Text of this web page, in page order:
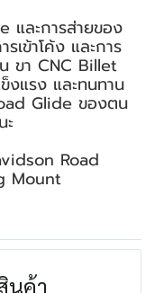
และการส่ายของ
เข้าโค้ง และการ
ขา CNC Billet
งแรง และทนทาน
Glide ของตน
Road
Mount
นค้า